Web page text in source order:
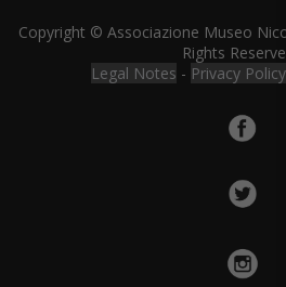
Copyright © Associazione Museo
Rights
Legal Notes - Privacy Policy